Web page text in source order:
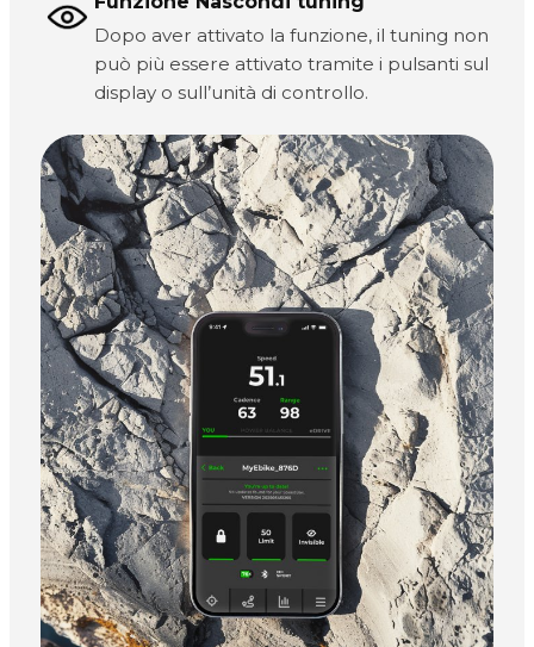
Dopo aver attivato la funzione, il tuning non
può più essere attivato tramite i pulsanti sul
display o sull’unità di controllo.